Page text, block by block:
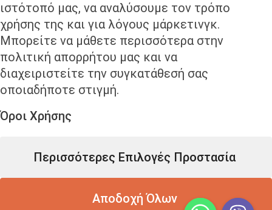
Δείτε περισσότερους συνεργάτες
ιστότοπό μας, να αναλύσουμε τον τρόπο
χρήσης της και για λόγους μάρκετινγκ.
Μπορείτε να μάθετε περισσότερα στην
πολιτική απορρήτου μας και να
διαχειριστείτε την συγκατάθεσή σας
οποιαδήποτε στιγμή.
Όροι Χρήσης
Περισσότερες Επιλογές Προστασία
Αποδοχή Όλων